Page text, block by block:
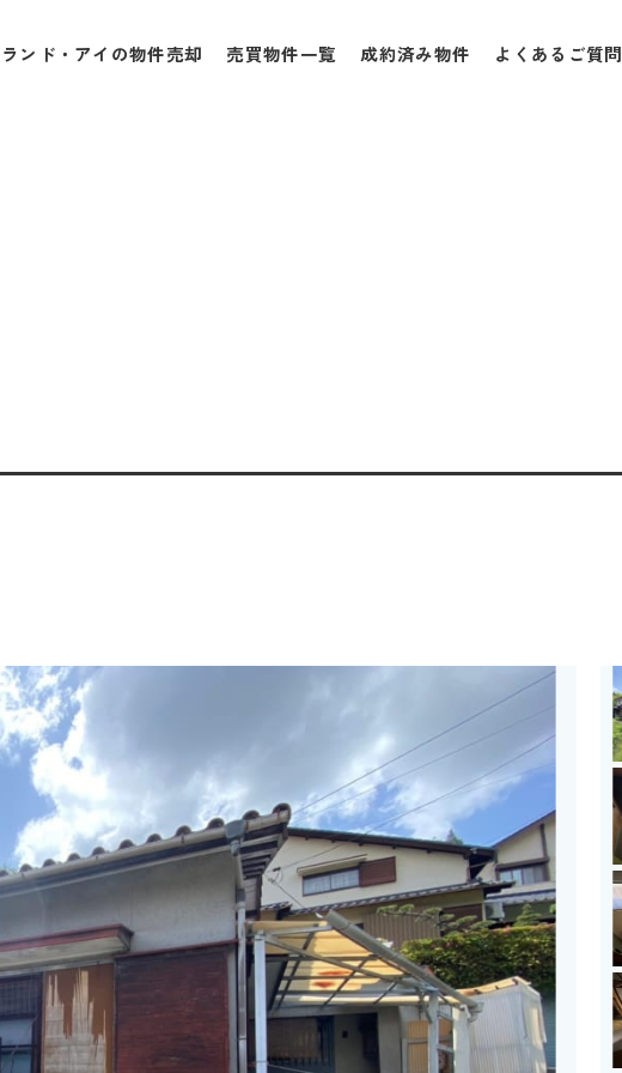
ランド・アイの物件売却 売買物件一覧 成約済み物件 よくあるご質問